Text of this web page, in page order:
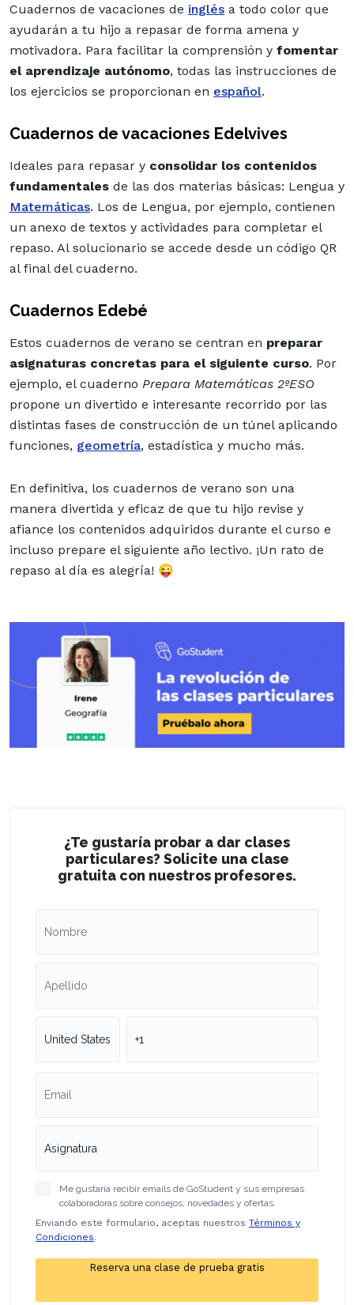
Cuadernos de vacaciones de inglés a todo color que
ayudarán a tu hijo a repasar de forma amena y
motivadora. Para facilitar la comprensión y fomentar
el aprendizaje autónomo, todas las instrucciones de
los ejercicios se proporcionan en español.
Cuadernos de vacaciones Edelvives
Ideales para repasar y consolidar los contenidos
fundamentales de las dos materias básicas: Lengua y
Matemáticas. Los de Lengua, por ejemplo, contienen
un anexo de textos y actividades para completar el
repaso. Al solucionario se accede desde un código QR
al final del cuaderno.
Cuadernos Edebé
Estos cuadernos de verano se centran en preparar
asignaturas concretas para el siguiente curso. Por
ejemplo, el cuaderno Prepara Matemáticas 2ºESO
propone un divertido e interesante recorrido por las
distintas fases de construcción de un túnel aplicando
funciones, geometría, estadística y mucho más.
En definitiva, los cuadernos de verano son una
manera divertida y eficaz de que tu hijo revise y
afiance los contenidos adquiridos durante el curso e
incluso prepare el siguiente año lectivo. ¡Un rato de
repaso al día es alegría! 😜
¿Te gustaría probar a dar clases
particulares? Solicite una clase
gratuita con nuestros profesores.
Me gustaría recibir emails de GoStudent y sus empresas
colaboradoras sobre consejos, novedades y ofertas.
Enviando este formulario, aceptas nuestros Términos y
Condiciones.